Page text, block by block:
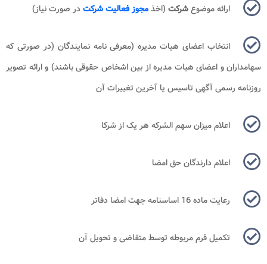
ارائه موضوعشرکت (اخذمجوز فعالیت شرکتدر صورت نیاز)
انتخاب اعضای هیات مدیره (معرفی نامه نمایندگان (در صورتی که
سهامداران و اعضای هیات مدیره از بین اشخاص حقوقی باشند) و ارائه تصویر
روزنامه رسمی آگهی تاسیس یا آخرین تغییرات آن
اعلام میزان سهم الشرکه هر یک از شرکا
اعلام دارندگان حق امضا
رعایت ماده 16 اساسنامه جهت امضا دفاتر
تکمیل فرم مربوطه توسط متقاضی و تحویل آن